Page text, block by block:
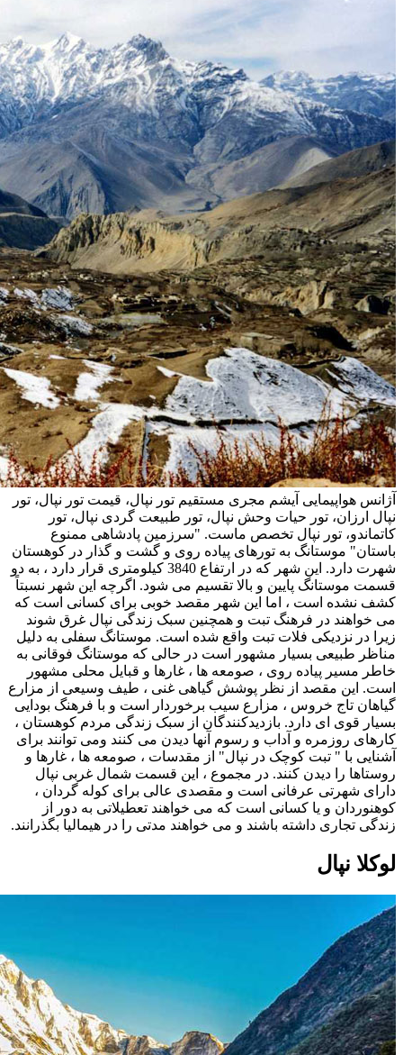
آژانس هواپیمایی آیشم مجری مستقیم تور نپال، قیمت تور نپال، تور
نپال ارزان، تور حیات وحش نپال، تور طبیعت گردی نپال، تور
کاتماندو، تور نپال تخصص ماست. "سرزمین پادشاهی ممنوع
باستان" موستانگ به تورهای پیاده روی و گشت و گذار در کوهستان
شهرت دارد. این شهر که در ارتفاع 3840 کیلومتری قرار دارد ، به دو
قسمت موستانگ پایین و بالا تقسیم می شود. اگرچه این شهر نسبتاً
کشف نشده است ، اما این شهر مقصد خوبی برای کسانی است که
می خواهند در فرهنگ تبت و همچنین سبک زندگی نپال غرق شوند
زیرا در نزدیکی فلات تبت واقع شده است. موستانگ سفلی به دلیل
مناظر طبیعی بسیار مشهور است در حالی که موستانگ فوقانی به
خاطر مسیر پیاده روی ، صومعه ها ، غارها و قبایل محلی مشهور
است. این مقصد از نظر پوشش گیاهی غنی ، طیف وسیعی از مزارع
گیاهان تاج خروس ، مزارع سیب برخوردار است و با فرهنگ بودایی
بسیار قوی ای دارد. بازدیدکنندگان از سبک زندگی مردم کوهستان ،
کارهای روزمره و آداب و رسوم آنها دیدن می کنند ومی توانند برای
آشنایی با " تبت کوچک در نپال" از مقدسات ، صومعه ها ، غارها و
روستاها را دیدن کنند. در مجموع ، این قسمت شمال غربی نپال
دارای شهرتی عرفانی است و مقصدی عالی برای کوله گردان ،
کوهنوردان و یا کسانی است که می خواهند تعطیلاتی به دور از
زندگی تجاری داشته باشند و می خواهند مدتی را در هیمالیا بگذرانند.
لوکلا نپال